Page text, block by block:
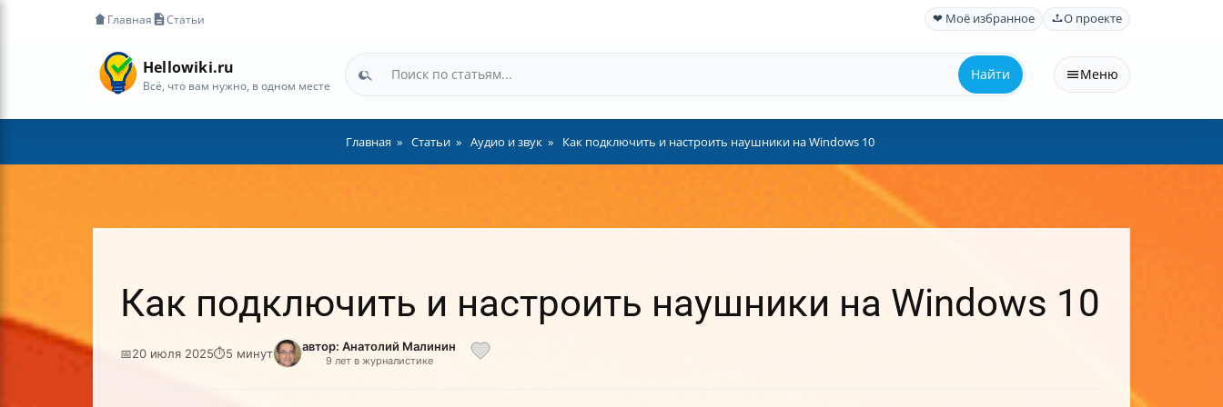
Главная Статьи ❤ Моё избранное О проекте
Hellowiki.ru
Всё, что вам нужно, в одном месте
Найти Меню
Главная Статьи Аудио и звук Как подключить и настроить наушники на Windows 10
Как подключить и настроить наушники на Windows 10
📅20 июля 2025⏱5 минут автор: Анатолий Малинин
9 лет в журналистике